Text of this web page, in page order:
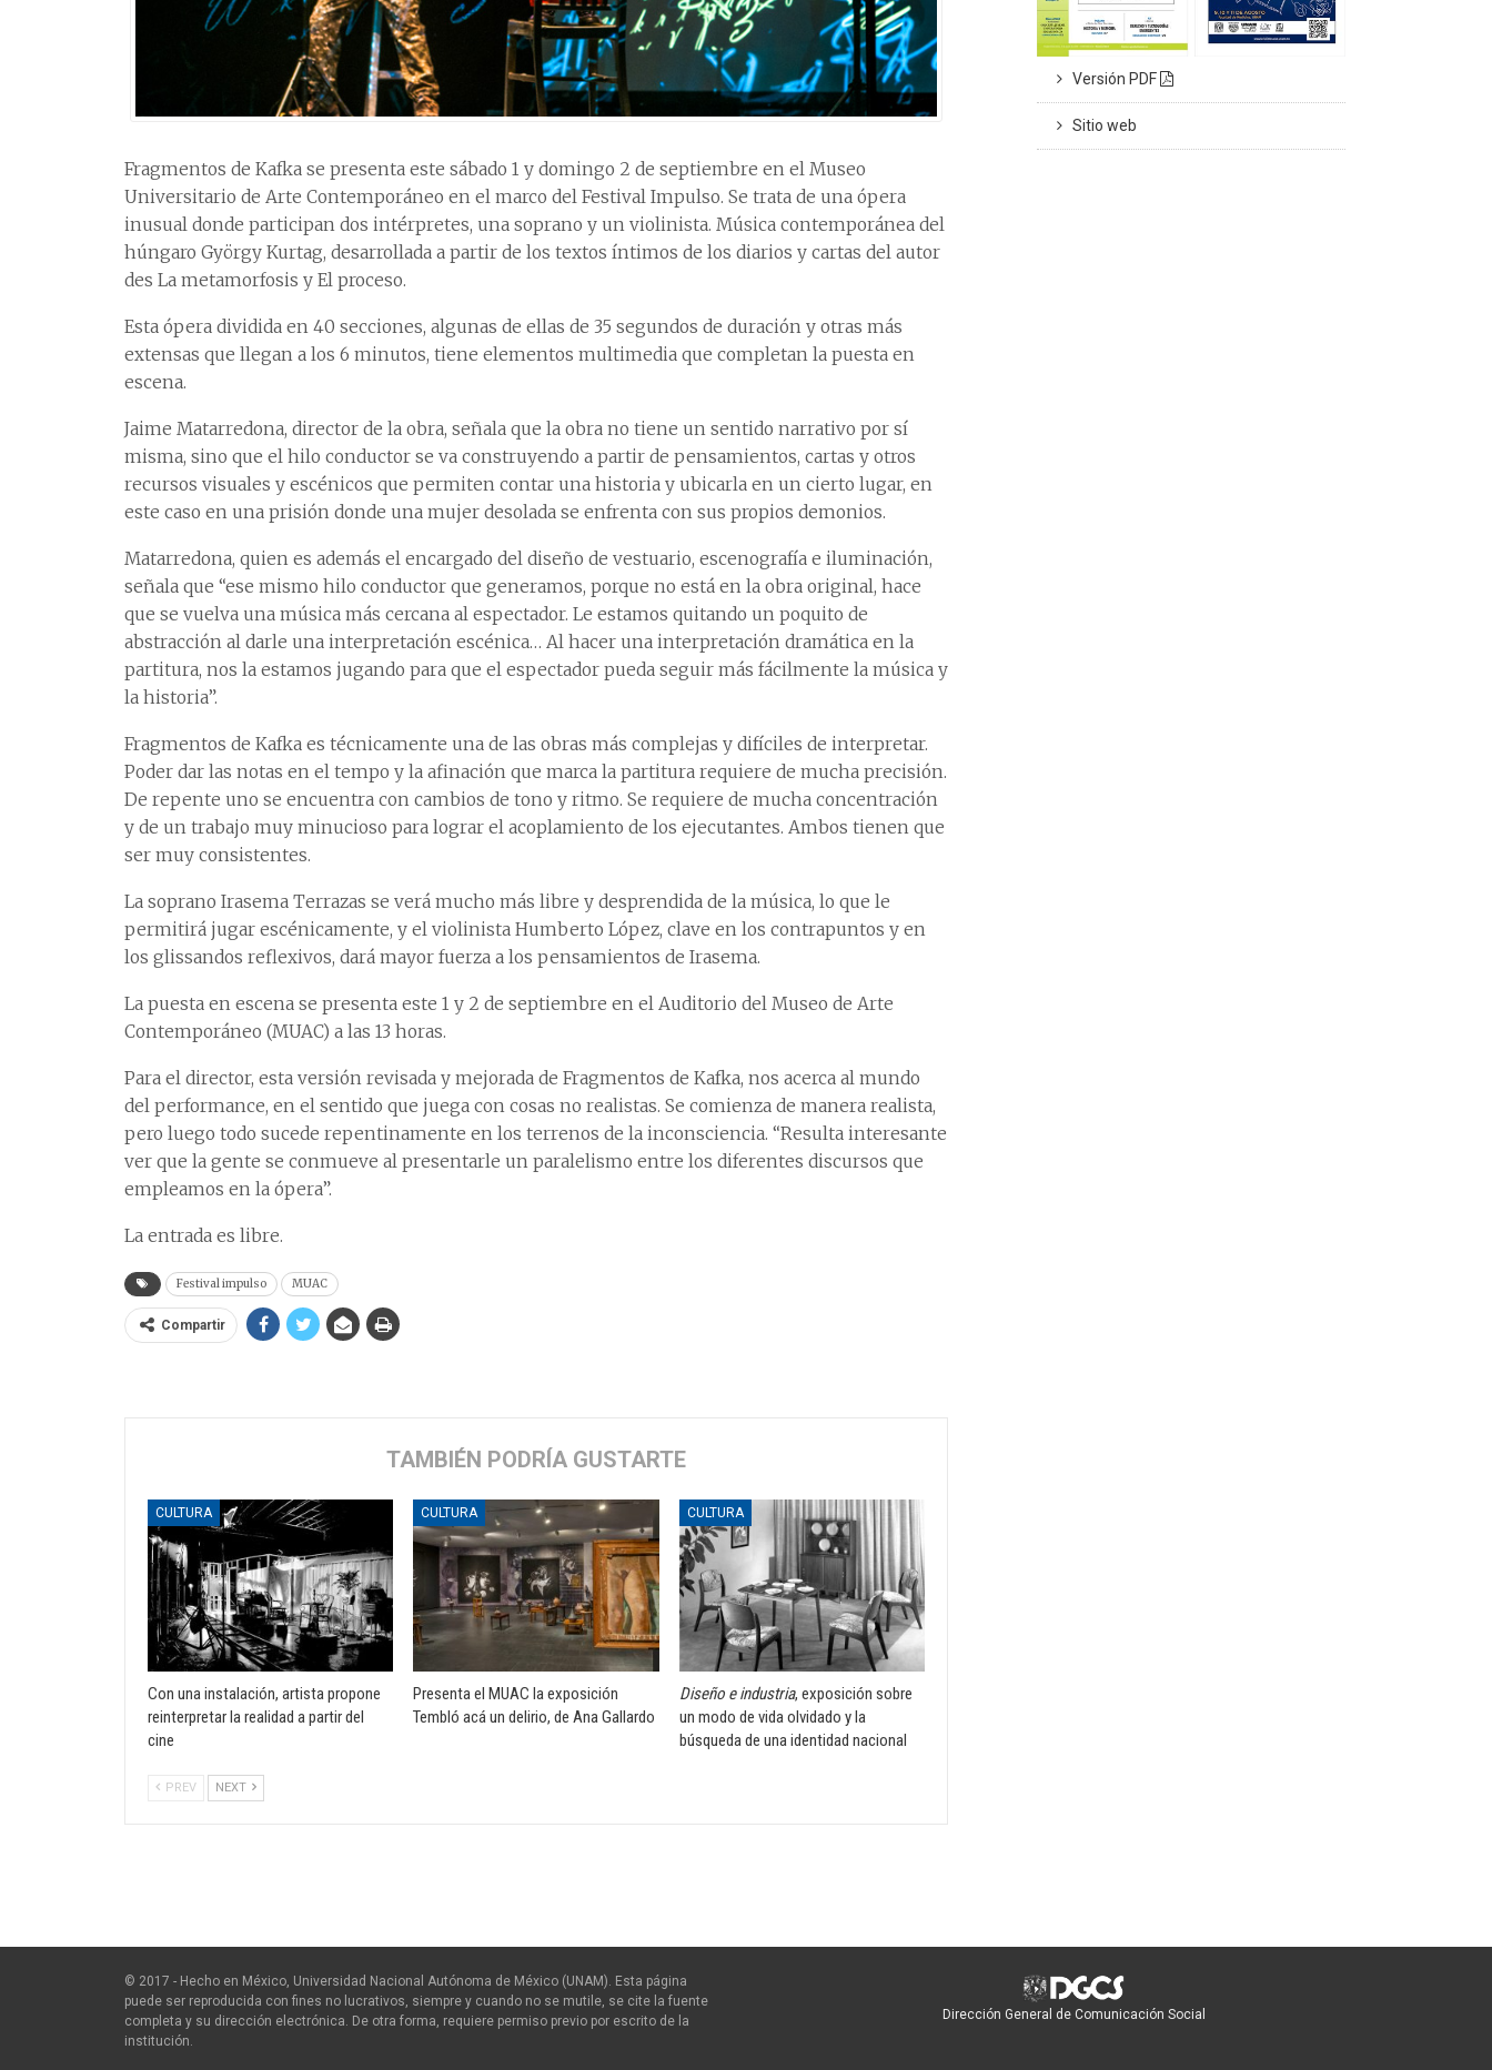
Fragmentos de Kafka se presenta este sábado 1 y domingo 2 de septiembre en el Museo
Universitario de Arte Contemporáneo en el marco del Festival Impulso. Se trata de una ópera
inusual donde participan dos intérpretes, una soprano y un violinista. Música contemporánea del
húngaro György Kurtag, desarrollada a partir de los textos íntimos de los diarios y cartas del autor
des La metamorfosis y El proceso.
Esta ópera dividida en 40 secciones, algunas de ellas de 35 segundos de duración y otras más
extensas que llegan a los 6 minutos, tiene elementos multimedia que completan la puesta en
escena.
Jaime Matarredona, director de la obra, señala que la obra no tiene un sentido narrativo por sí
misma, sino que el hilo conductor se va construyendo a partir de pensamientos, cartas y otros
recursos visuales y escénicos que permiten contar una historia y ubicarla en un cierto lugar, en
este caso en una prisión donde una mujer desolada se enfrenta con sus propios demonios.
Matarredona, quien es además el encargado del diseño de vestuario, escenografía e iluminación,
señala que “ese mismo hilo conductor que generamos, porque no está en la obra original, hace
que se vuelva una música más cercana al espectador. Le estamos quitando un poquito de
abstracción al darle una interpretación escénica… Al hacer una interpretación dramática en la
partitura, nos la estamos jugando para que el espectador pueda seguir más fácilmente la música y
la historia”.
Fragmentos de Kafka es técnicamente una de las obras más complejas y difíciles de interpretar.
Poder dar las notas en el tempo y la afinación que marca la partitura requiere de mucha precisión.
De repente uno se encuentra con cambios de tono y ritmo. Se requiere de mucha concentración
y de un trabajo muy minucioso para lograr el acoplamiento de los ejecutantes. Ambos tienen que
ser muy consistentes.
La soprano Irasema Terrazas se verá mucho más libre y desprendida de la música, lo que le
permitirá jugar escénicamente, y el violinista Humberto López, clave en los contrapuntos y en
los glissandos reflexivos, dará mayor fuerza a los pensamientos de Irasema.
La puesta en escena se presenta este 1 y 2 de septiembre en el Auditorio del Museo de Arte
Contemporáneo (MUAC) a las 13 horas.
Para el director, esta versión revisada y mejorada de Fragmentos de Kafka, nos acerca al mundo
del performance, en el sentido que juega con cosas no realistas. Se comienza de manera realista,
pero luego todo sucede repentinamente en los terrenos de la inconsciencia. “Resulta interesante
ver que la gente se conmueve al presentarle un paralelismo entre los diferentes discursos que
empleamos en la ópera”.
La entrada es libre.
Festival impulso MUAC
Compartir
TAMBIÉN PODRÍA GUSTARTE
CULTURA
Con una instalación, artista propone
reinterpretar la realidad a partir del
cine
CULTURA
Presenta el MUAC la exposición
Tembló acá un delirio, de Ana Gallardo
CULTURA
Diseño e industria, exposición sobre
un modo de vida olvidado y la
búsqueda de una identidad nacional
PREV NEXT
Versión PDF
Sitio web
© 2017 - Hecho en México, Universidad Nacional Autónoma de México (UNAM). Esta página
puede ser reproducida con fines no lucrativos, siempre y cuando no se mutile, se cite la fuente
completa y su dirección electrónica. De otra forma, requiere permiso previo por escrito de la
institución.
Dirección General de Comunicación Social